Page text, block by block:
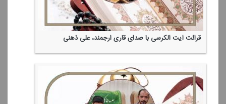
قرائت آیت الكرسی با صدای قاری ارجمند، علی ذهنی